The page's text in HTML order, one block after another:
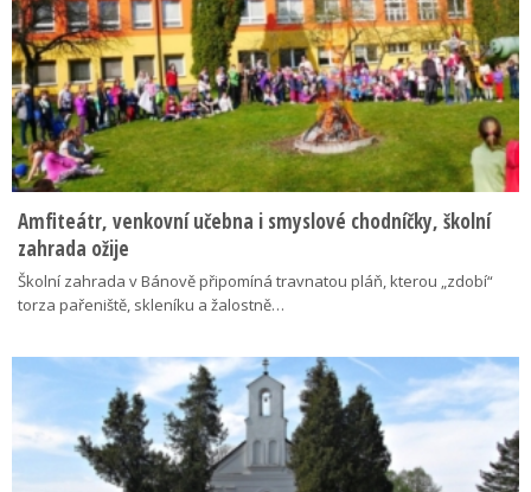
Amfiteátr, venkovní učebna i smyslové chodníčky, školní
zahrada ožije
Školní zahrada v Bánově připomíná travnatou pláň, kterou „zdobí“
torza pařeniště, skleníku a žalostně…